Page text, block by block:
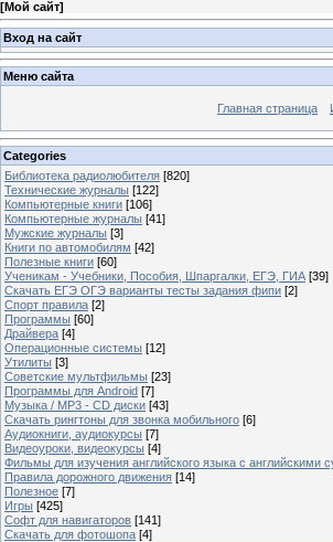
[Мой сайт]
Вход на сайт
Меню сайта
Главная страница
Categories
Библиотека радиолюбителя [820]
Технические журналы [122]
Компьютерные книги [106]
Компьютерные журналы [41]
Мужские журналы [3]
Книги по автомобилям [42]
Полезные книги [60]
Ученикам - Учебники, Пособия, Шпаргалки, ЕГЭ, ГИА [39]
Скачать ЕГЭ ОГЭ варианты тесты задания фипи [2]
Спорт правила [2]
Программы [60]
Драйвера [4]
Операционные системы [12]
Утилиты [3]
Советские мультфильмы [23]
Программы для Android [7]
Музыка / MP3 - CD диски [43]
Скачать рингтоны для звонка мобильного [6]
Аудиокниги, аудиокурсы [7]
Видеоуроки, видеокурсы [4]
Фильмы для изучения английского языка с английскими
Правила дорожного движения [14]
Полезное [7]
Игры [425]
Софт для навигаторов [141]
Скачать для фотошопа [4]